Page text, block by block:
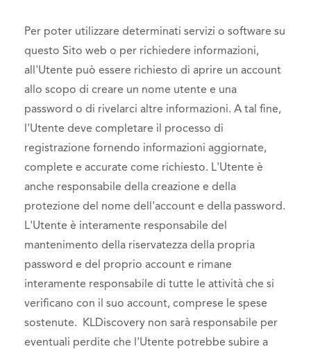
Per poter utilizzare determinati servizi o software su
questo Sito web o per richiedere informazioni,
all'Utente può essere richiesto di aprire un account
allo scopo di creare un nome utente e una
password o di rivelarci altre informazioni. A tal fine,
l'Utente deve completare il processo di
registrazione fornendo informazioni aggiornate,
complete e accurate come richiesto. L'Utente è
anche responsabile della creazione e della
protezione del nome dell'account e della password.
L'Utente è interamente responsabile del
mantenimento della riservatezza della propria
password e del proprio account e rimane
interamente responsabile di tutte le attività che si
verificano con il suo account, comprese le spese
sostenute. KLDiscovery non sarà responsabile per
eventuali perdite che l'Utente potrebbe subire a